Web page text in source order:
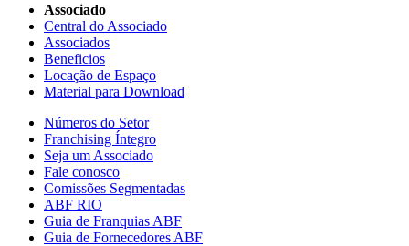
Associado
Central do Associado
Associados
Beneficios
Locação de Espaço
Material para Download
Números do Setor
Franchising Íntegro
Seja um Associado
Fale conosco
Comissões Segmentadas
ABF RIO
Guia de Franquias ABF
Guia de Fornecedores ABF